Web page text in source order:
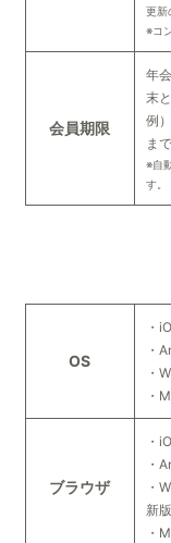
更新
※コ
会員期限
年
末
例
まで
※自
す。
OS
・
・
・
・
ブラウザ
・
・
・
新版
・